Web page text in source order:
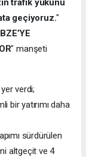
trafik yükünü
geçiyoruz."
" manşeti
verdi;
bir yatırımı daha
sürdürülen
altgeçit ve 4